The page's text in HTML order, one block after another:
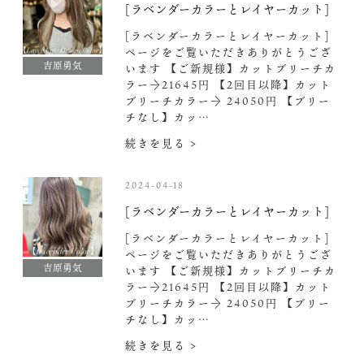
吉原勇気
[ラベンダーカラーとレイヤーカット]
[ラベンダーカラーとレイヤーカット]
ページをご覧いただきありがとうござ
います 【ご新規様】カットブリーチカ
ラー→21645円 【2回目以降】カット
ブリーチカラー→ 24050円 【ブリー
チなし】カッ…
続きを見る >
吉原勇気
2024-04-18
[ラベンダーカラーとレイヤーカット]
[ラベンダーカラーとレイヤーカット]
ページをご覧いただきありがとうござ
います 【ご新規様】カットブリーチカ
ラー→21645円 【2回目以降】カット
ブリーチカラー→ 24050円 【ブリー
チなし】カッ…
続きを見る >